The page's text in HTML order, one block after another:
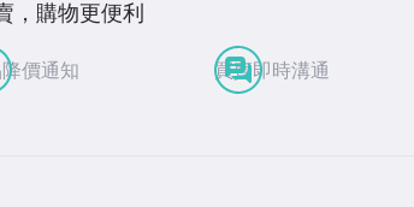
，購物更便利
價通知 買賣即時溝通